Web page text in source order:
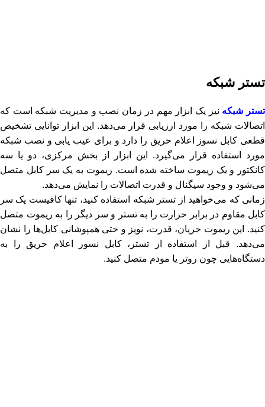
تستر شبکه
تستر شبکه نیز یک ابزار مهم در زمان نصب و مدیریت شبکه است که
اتصالات شبکه را مورد ارزیابی قرار می‌دهد. این ابزار توانایی تشخیص
قطعی کابل نسوز اعلام حریق را دارد و برای عیب یابی و نصب شبکه
مورد استفاده قرار می‌گیرد. این ابزار از بخش مرکزی، دو یا سه
کانکتور و یک ریموت ساخته شده است. ریموت به یک سر کابل متصل
می‌شود و وجود سیگنال و قدرت اتصالات را نمایش می‌دهد.
زمانی که می‌خواهید از تستر شبکه استفاده کنید، تنها کافیست یک سر
کابل مقاوم در برابر حرارت را به تستر و سر دیگر را به ریموت متصل
کنید. این ریموت جریان، قدرت، نویز و حتی همپوشانی کابل‌ها را نشان
می‌دهد. قبل از استفاده از تستر، کابل نسوز اعلام حریق را به
دستگاه‌هایی چون روتر یا مودم متصل کنید.